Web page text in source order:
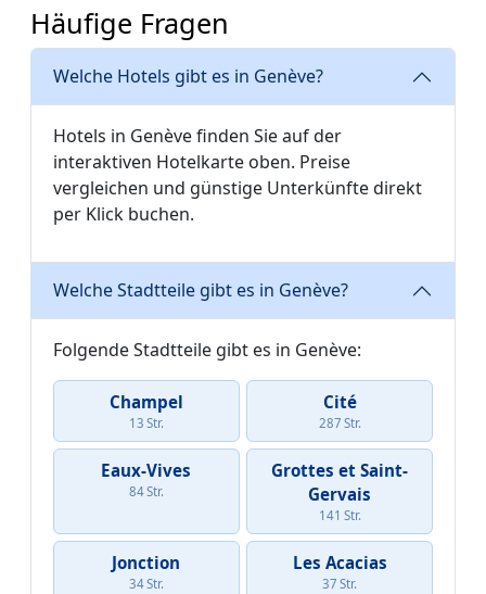
Häufige Fragen
Welche Hotels gibt es in Genève?
Hotels in Genève finden Sie auf der
interaktiven Hotelkarte oben. Preise
vergleichen und günstige Unterkünfte direkt
per Klick buchen.
Welche Stadtteile gibt es in Genève?
Folgende Stadtteile gibt es in Genève:
Champel
13 Str.
Cité
287 Str.
Eaux-Vives
84 Str.
Grottes et Saint-
Gervais
141 Str.
Jonction
34 Str.
Les Acacias
37 Str.